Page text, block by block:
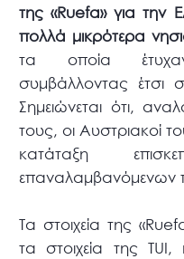
της «Ruefa» για την
πολλά μικρότερα
τα οποία έτυχαν
συμβάλλοντας έτσι
Σημειώνεται ότι,
τους, οι Αυστριακοί
κατάταξη
Τα στοιχεία της
τα στοιχεία της